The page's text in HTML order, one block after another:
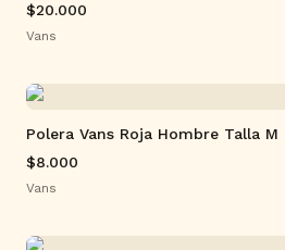
$20.000
Vans
Polera Vans Roja Hombre Talla M
$8.000
Vans